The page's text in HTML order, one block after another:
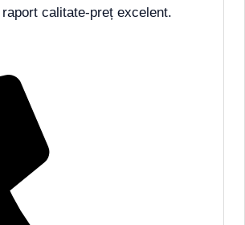
calitate-preț excelent.